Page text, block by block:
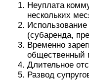
Неуплата
нескольких
(субаренда,
Временно
общественный
Длительное
Развод